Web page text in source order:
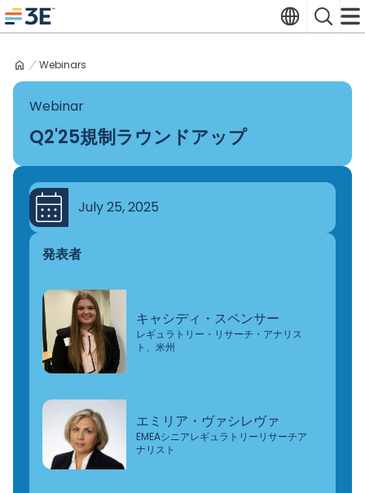
Skip
to
3E home
TranslateSearch
Webinars
Webinar
Q2'25規制ラウンドアップ
July 25, 2025
発表者
キャシディ・スペンサー
レギュラトリー・リサーチ・アナリス
ト、米州
エミリア・ヴァシレヴァ
EMEAシニアレギュラトリーリサーチア
ナリスト